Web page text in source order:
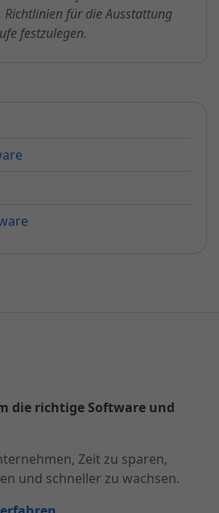
für die Ausstattung
festzulegen.
die richtige Software und
Zeit zu sparen,
und schneller zu wachsen.